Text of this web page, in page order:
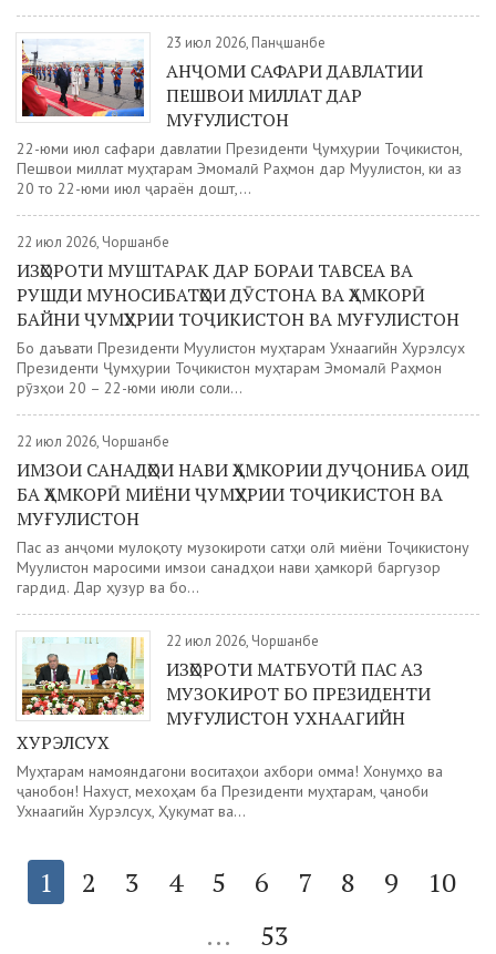
23 июл 2026, Панҷшанбе
АНҶОМИ САФАРИ ДАВЛАТИИ
ПЕШВОИ МИЛЛАТ ДАР
МУҒУЛИСТОН
22-юми июл сафари давлатии Президенти Ҷумҳурии Тоҷикистон,
Пешвои миллат муҳтарам Эмомалӣ Раҳмон дар Муғулистон, ки аз
20 то 22-юми июл ҷараён дошт,...
22 июл 2026, Чоршанбе
ИЗҲОРОТИ МУШТАРАК ДАР БОРАИ ТАВСЕА ВА
РУШДИ МУНОСИБАТҲОИ ДӮСТОНА ВА ҲАМКОРӢ
БАЙНИ ҶУМҲУРИИ ТОҶИКИСТОН ВА МУҒУЛИСТОН
Бо даъвати Президенти Муғулистон муҳтарам Ухнаагийн Хурэлсух
Президенти Ҷумҳурии Тоҷикистон муҳтарам Эмомалӣ Раҳмон
рӯзҳои 20 – 22-юми июли соли...
22 июл 2026, Чоршанбе
ИМЗОИ САНАДҲОИ НАВИ ҲАМКОРИИ ДУҶОНИБА ОИД
БА ҲАМКОРӢ МИЁНИ ҶУМҲУРИИ ТОҶИКИСТОН ВА
МУҒУЛИСТОН
Пас аз анҷоми мулоқоту музокироти сатҳи олӣ миёни Тоҷикистону
Муғулистон маросими имзои санадҳои нави ҳамкорӣ баргузор
гардид. Дар ҳузур ва бо...
22 июл 2026, Чоршанбе
ИЗҲОРОТИ МАТБУОТӢ ПАС АЗ
МУЗОКИРОТ БО ПРЕЗИДЕНТИ
МУҒУЛИСТОН УХНААГИЙН
ХУРЭЛСУХ
Муҳтарам намояндагони воситаҳои ахбори омма! Хонумҳо ва
ҷанобон! Нахуст, мехоҳам ба Президенти муҳтарам, ҷаноби
Ухнаагийн Хурэлсух, Ҳукумат ва...
1 2 3 4 5 6 7 8 9
10
...
53